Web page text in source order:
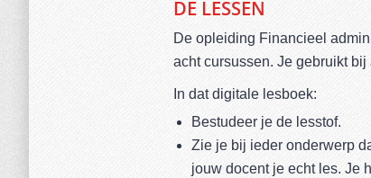
DE LESSEN
De opleiding Financieel
acht cursussen. Je gebruikt
In dat digitale lesboek:
Bestudeer je de lesstof.
Zie je bij ieder onderwerp
jouw docent je echt les. Je